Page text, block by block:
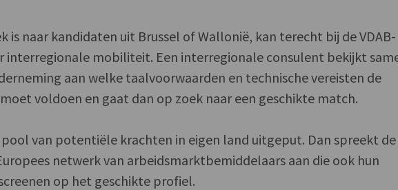
is naar kandidaten uit Brussel of Wallonië, kan terecht bij de VDAB-
interregionale mobiliteit. Een interregionale consulent bekijkt
aan welke taalvoorwaarden en technische vereisten de
voldoen en gaat dan op zoek naar een geschikte match.
pool van potentiële krachten in eigen land uitgeput. Dan spreekt de
netwerk van arbeidsmarktbemiddelaars aan die ook hun
op het geschikte profiel.